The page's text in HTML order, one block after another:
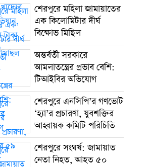
শেরপুরে মহিলা জামায়াতের
এক কিলোমিটার দীর্ঘ
বিক্ষোভ মিছিল
অন্তর্বর্তী সরকারে
আমলাতন্ত্রের প্রভাব বেশি:
টিআইবির অভিযোগ
শেরপুরে এনসিপি’র গণভোট
‘হ্যা’র প্রচারণা, যুবশক্তির
আহ্বায়ক কমিটি পরিচিতি
শেরপুরে সংঘর্ষ: জামায়াত
নেতা নিহত, আহত ৫০